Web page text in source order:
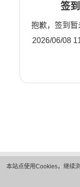
本站点使用Cookies，继续
签
抱歉，签到
2026/06/08